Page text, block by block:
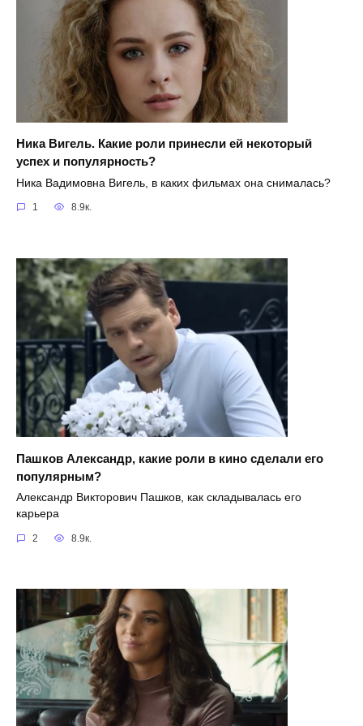
Ника Вигель. Какие роли принесли ей некоторый
успех и популярность?
Ника Вадимовна Вигель, в каких фильмах она снималась?
1 8.9к.
Пашков Александр, какие роли в кино сделали его
популярным?
Александр Викторович Пашков, как складывалась его
карьера
2 8.9к.